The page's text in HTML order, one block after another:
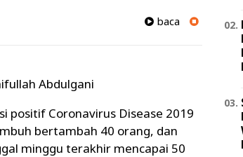
baca
Abdulgani
positif Coronavirus Disease 2019
bertambah 40 orang, dan
minggu terakhir mencapai 50